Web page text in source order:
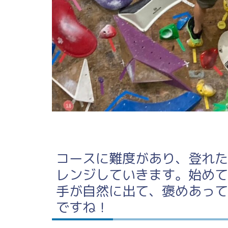
コースに難度があり、登れ
レンジしていきます。始め
手が自然に出て、褒めあっ
ですね！